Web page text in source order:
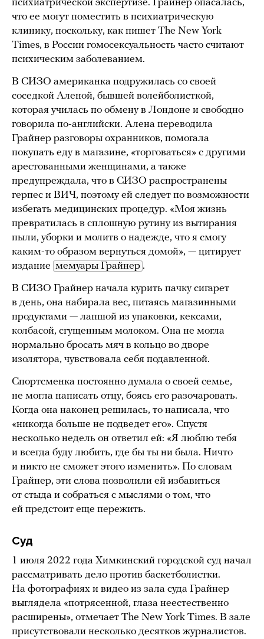
психиатрической экспертизе. Грайнер опасалась,
что ее могут поместить в психиатрическую
клинику, поскольку, как пишет The New York
Times, в России гомосексуальность часто считают
психическим заболеванием.
В СИЗО американка подружилась со своей
соседкой Аленой, бывшей волейболисткой,
которая училась по обмену в Лондоне и свободно
говорила по-английски. Алена переводила
Грайнер разговоры охранников, помогала
покупать еду в магазине, «торговаться» с другими
арестованными женщинами, а также
предупреждала, что в СИЗО распространены
герпес и ВИЧ, поэтому ей следует по возможности
избегать медицинских процедур. «Моя жизнь
превратилась в сплошную рутину из вытирания
пыли, уборки и молитв о надежде, что я смогу
каким-то образом вернуться домой», — цитирует
издание мемуары Грайнер .
В СИЗО Грайнер начала курить пачку сигарет
в день, она набирала вес, питаясь магазинными
продуктами — лапшой из упаковки, кексами,
колбасой, сгущенным молоком. Она не могла
нормально бросать мяч в кольцо во дворе
изолятора, чувствовала себя подавленной.
Спортсменка постоянно думала о своей семье,
не могла написать отцу, боясь его разочаровать.
Когда она наконец решилась, то написала, что
«никогда больше не подведет его». Спустя
несколько недель он ответил ей: «Я люблю тебя
и всегда буду любить, где бы ты ни была. Ничто
и никто не сможет этого изменить». По словам
Грайнер, эти слова позволили ей избавиться
от стыда и собраться с мыслями о том, что
ей предстоит еще пережить.
Суд
1 июля 2022 года Химкинский городской суд начал
рассматривать дело против баскетболистки.
На фотографиях и видео из зала суда Грайнер
выглядела «потрясенной, глаза неестественно
расширены», отмечает The New York Times. В зале
присутствовали несколько десятков журналистов.